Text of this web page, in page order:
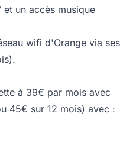
un accès musique
wifi d'Orange via ses
à 39€ par mois avec
45€ sur 12 mois) avec :